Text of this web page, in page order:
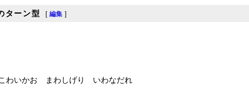
ターン型 [ 編集 ]
わいかお まわしげり いわなだれ